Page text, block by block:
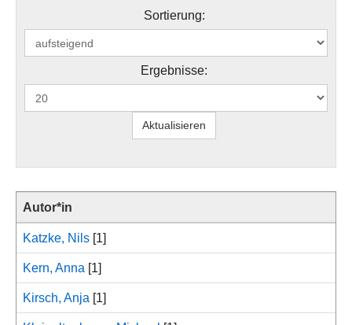
Sortierung:
Ergebnisse:
Autor*in
Katzke, Nils [1]
Kern, Anna [1]
Kirsch, Anja [1]